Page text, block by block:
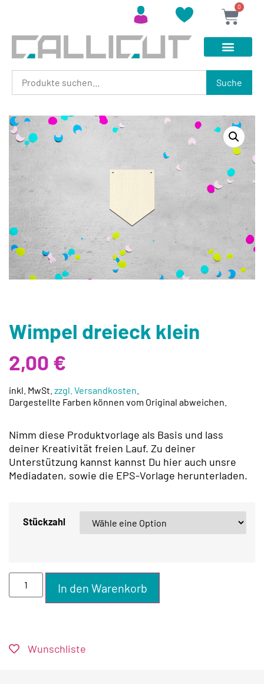
0
Suche
Wimpel dreieck klein
2,00 €
inkl. MwSt. zzgl. Versandkosten
Dargestellte Farben können vom Original abweichen.
Nimm diese Produktvorlage als Basis und lass
deiner Kreativität freien Lauf. Zu deiner
Unterstützung kannst kannst Du hier auch unsre
Mediadaten, sowie die EPS-Vorlage herunterladen.
Stückzahl
In den Warenkorb
Wunschliste